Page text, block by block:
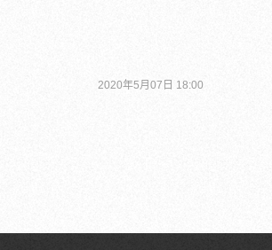
2020年5月07日 18:00